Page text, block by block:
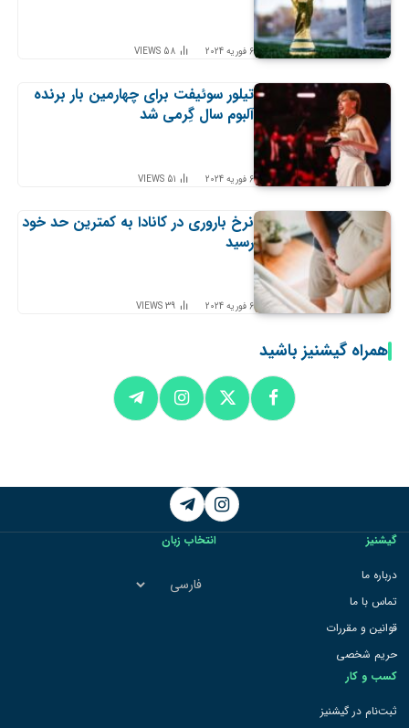
6 فوریه 2024 58
VIEWS
تیلور سوئیفت برای چهارمین بار برنده
آلبوم سال گِرمی شد
6 فوریه 2024 51
VIEWS
نرخ باروری در کانادا به کمترین حد خود
رسید
6 فوریه 2024 39
VIEWS
همراه گیشنیز باشید
Instagram
Telegram
گیشنیز
درباره ما
تماس با ما
قوانین و مقررات
حریم شخصی
کسب و کار
ثبت‌نام در گیشنیز
انتخاب زبان
انتخاب
زبان